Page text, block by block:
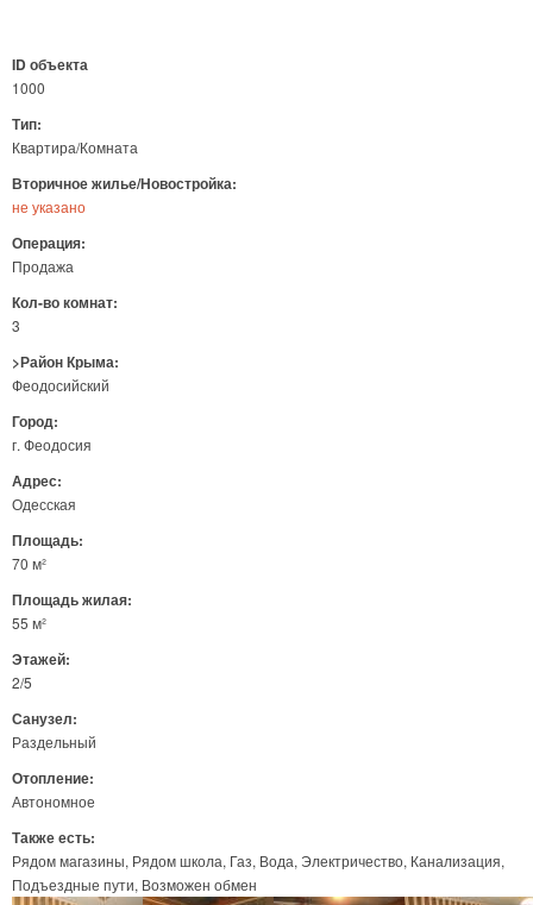
ID объекта
1000
Тип:
Квартира/Комната
Вторичное жилье/Новостройка:
не указано
Операция:
Продажа
Кол-во комнат:
3
>Район Крыма:
Феодосийский
Город:
г. Феодосия
Адрес:
Одесская
Площадь:
70 м²
Площадь жилая:
55 м²
Этажей:
2/5
Санузел:
Раздельный
Отопление:
Автономное
Также есть:
Рядом магазины Рядом школа Газ Вода Электричество Канализация
Подъездные пути Возможен обмен